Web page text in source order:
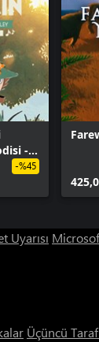
-
-%45
Uyarısı
Üçüncü